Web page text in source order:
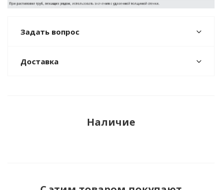
Задать вопрос
Доставка
Наличие